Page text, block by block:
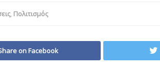
, Πολιτισμός
on Facebook